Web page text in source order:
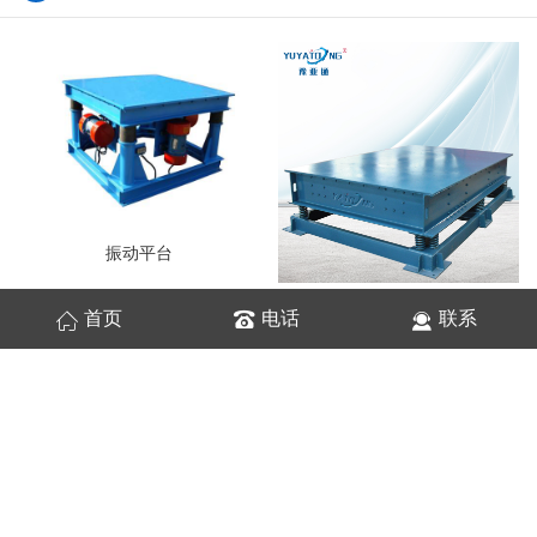
振动平台
首页 电话 联系